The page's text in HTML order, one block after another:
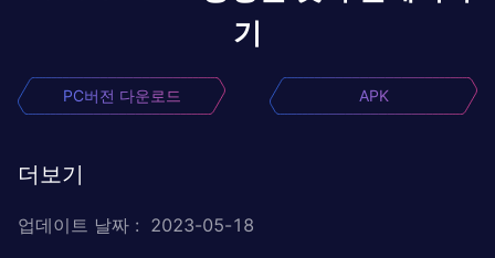
기
PC버전 다운로드 APK
더보기
업데이트 날짜 : 2023-05-18